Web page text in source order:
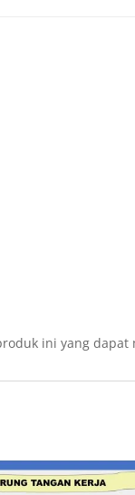
ini yang dapat